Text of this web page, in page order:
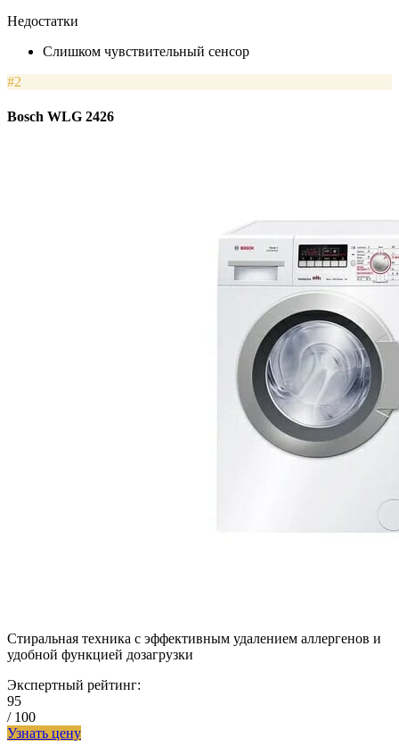
Недостатки
Слишком чувствительный сенсор
#2
Bosch WLG 2426
Стиральная техника с эффективным удалением аллергенов и
удобной функцией дозагрузки
Экспертный рейтинг:
95
/ 100
Узнать цену